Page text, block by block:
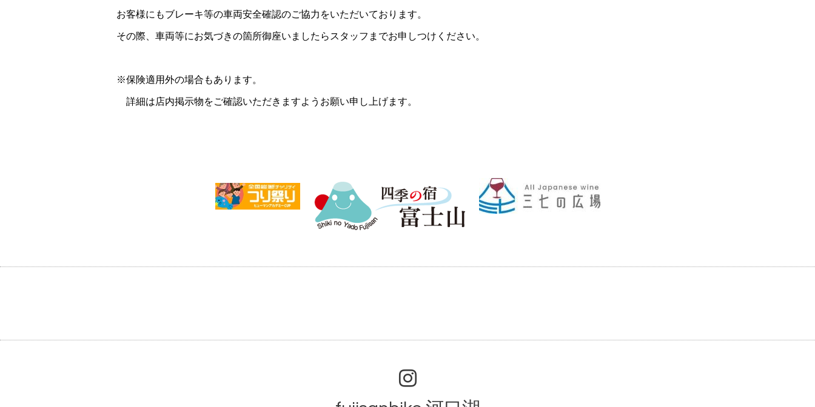
お客様にもブレーキ等の車両安全確認のご協力をいただいております。
その際、車両等にお気づきの箇所御座いましたらスタッフまでお申しつけください。
※保険適用外の場合もあります。
詳細は店内掲示物をご確認いただきますようお願い申し上げます。